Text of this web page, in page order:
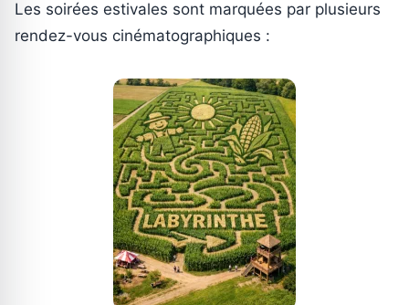
Les soirées estivales sont marquées par plusieurs
rendez-vous cinématographiques :